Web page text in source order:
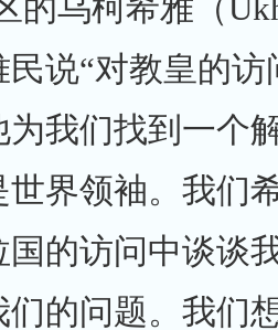
的乌柯希雅（
说“对教皇的访
为我们找到一个
世界领袖。我们
国的访问中谈谈
们的问题。我们